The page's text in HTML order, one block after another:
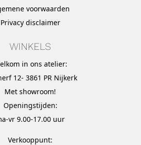
voorwaarden
Privacy disclaimer
WINKELS
in ons atelier:
12- 3861 PR Nijkerk
Met showroom!
Openingstijden:
vr 9.00-17.00 uur
Verkooppunt: